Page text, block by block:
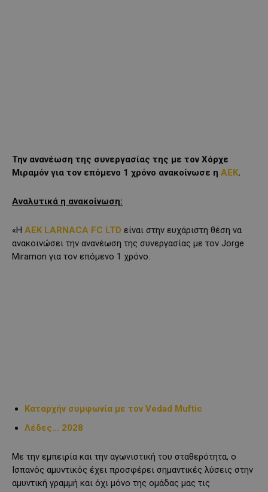
Την ανανέωση της συνεργασίας της με τον Χόρχε
Μιραμόν για τον επόμενο 1 χρόνο ανακοίνωσε η ΑΕΚ.
Αναλυτικά η ανακοίνωση:
«Η AEK LARNACA FC LTD είναι στην ευχάριστη θέση να
ανακοινώσει την ανανέωση της συνεργασίας με τον Jorge
Miramon για τον επόμενο 1 χρόνο.
Kαταρχήν συμφωνία με τον Vedad Muftic
Λέδες… 2028
Με την εμπειρία και την αγωνιστική του σταθερότητα, ο
Ισπανός αμυντικός έχει προσφέρει σημαντικές λύσεις στην
αμυντική γραμμή και όχι μόνο της ομάδας μας τις